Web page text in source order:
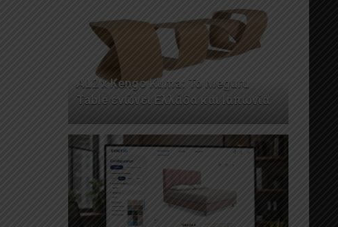
AL2 x Kengo Kuma: Το Meguru
Table ενώνει Ελλάδα και Ιαπωνία